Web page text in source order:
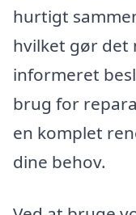
hurtigt
hvilket gør
informeret
brug for
en komplet
dine behov.